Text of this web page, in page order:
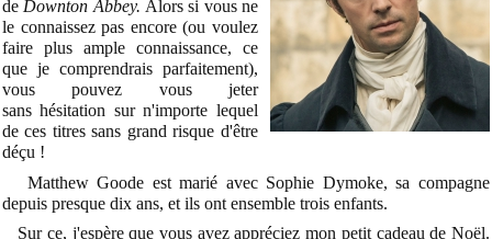
deDownton Abbey. Alors si vous ne
le connaissez pas encore (ou voulez
faire plus ample connaissance, ce
que je comprendrais parfaitement),
vous pouvez vous jeter
sans hésitation sur n'importe lequel
de ces titres sans grand risque d'être
déçu !
Matthew Goode est marié avec Sophie Dymoke, sa compagne
depuis presque dix ans, et ils ont ensemble trois enfants.
Sur ce, j'espère que vous avez appréciez mon petit cadeau de Noël.